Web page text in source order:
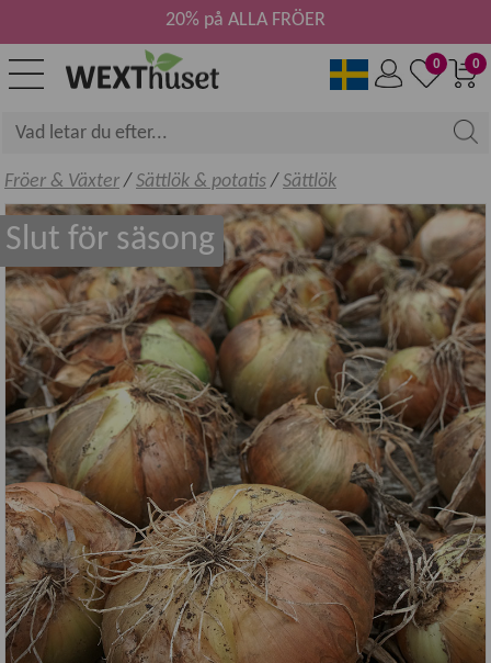
0
0
20% på ALLA FRÖER
Fröer & Växter/ Sättlök & potatis/ Sättlök
Slut för säsong